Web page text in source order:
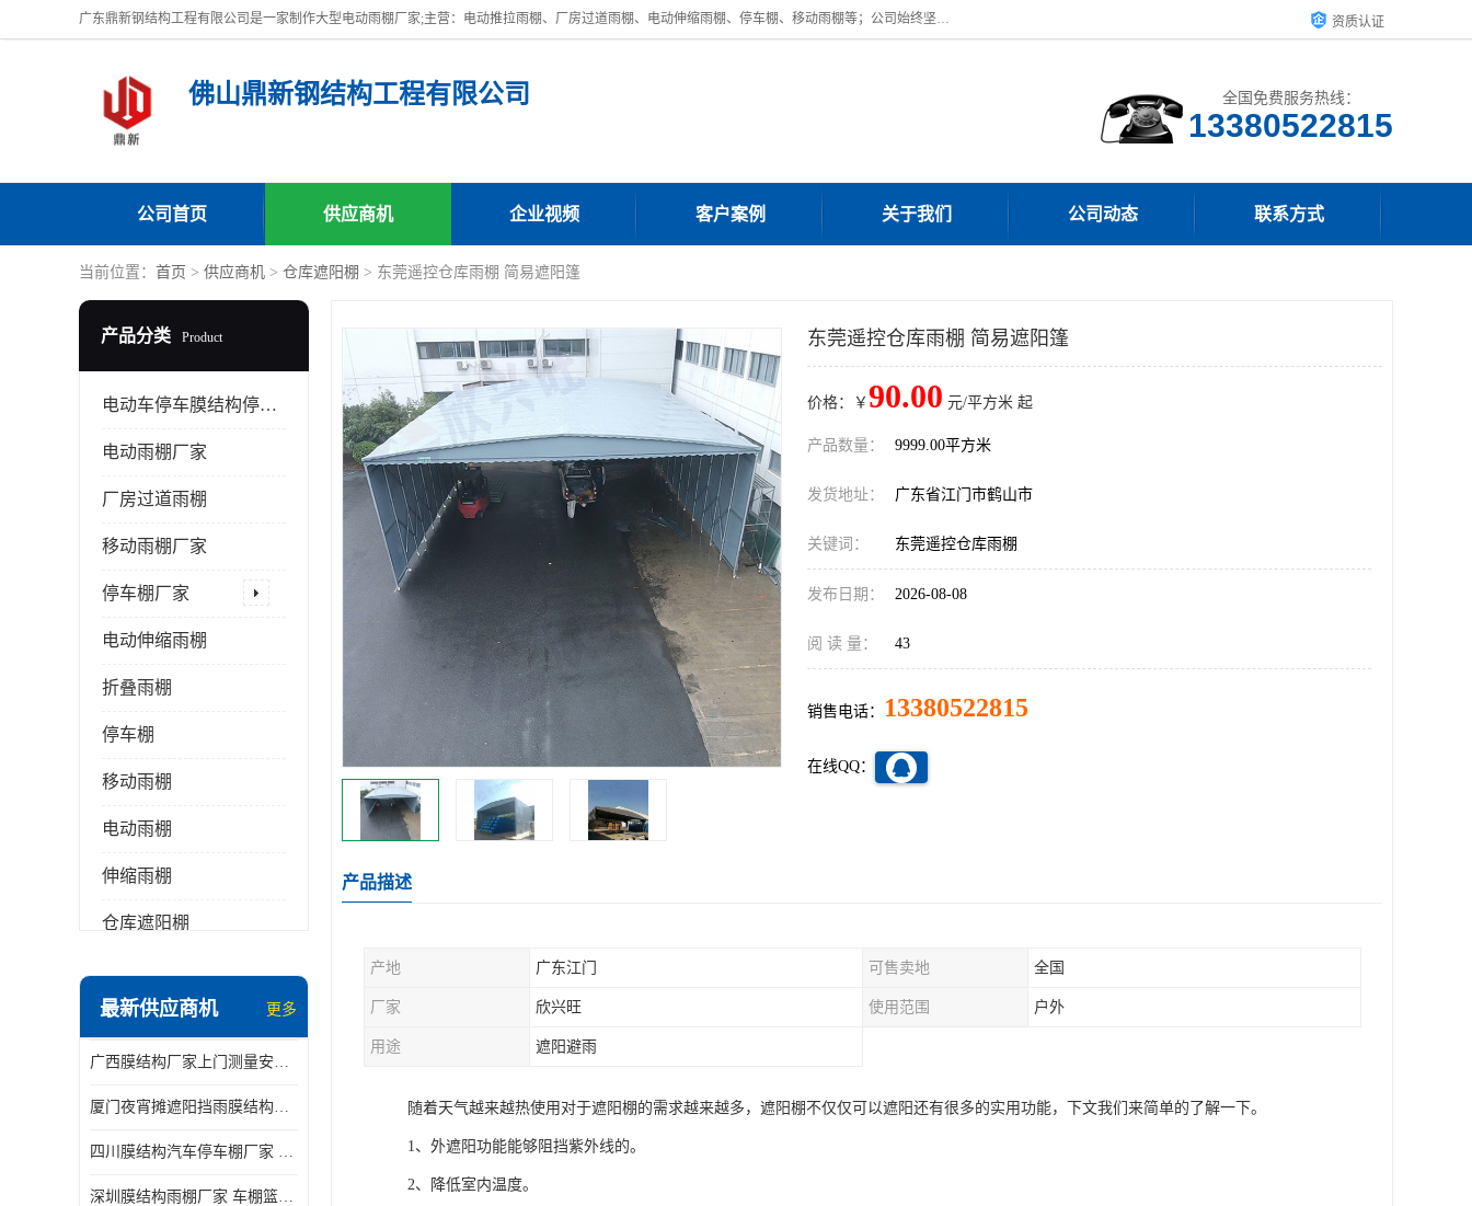
广东鼎新钢结构工程有限公司是一家制作大型电动雨棚厂家;主营：电动推拉雨棚、厂房过道雨棚、电动伸缩雨棚、停车棚、移动雨棚等；公司始终坚持结构创新,品质优越,美观形象,且售后服务好。公司充分吸纳当今休闲用品的前端技术和风格,为您带来质价相宜,时尚典雅的各种户外用品, 资质认证
佛山鼎新钢结构工程有限公司 全国免费服务热线：
13380522815
公司首页 供应商机 企业视频 客户案例 关于我们 公司动态 联系方式
当前位置： 首页 > 供应商机 > 仓库遮阳棚 > 东莞遥控仓库雨棚 简易遮阳篷
产品分类 Product
电动车停车膜结构停车棚
电动雨棚厂家
厂房过道雨棚
移动雨棚厂家
停车棚厂家
电动伸缩雨棚
折叠雨棚
停车棚
移动雨棚
电动雨棚
伸缩雨棚
仓库遮阳棚
电动推拉雨棚
膜结构停景观棚
最新供应商机 更多
广西膜结构厂家上门测量安装发货，厂家发货没有差价
厦门夜宵摊遮阳挡雨膜结构雨棚设计 上门测量 款式多
四川膜结构汽车停车棚厂家 款式多 提供报价
深圳膜结构雨棚厂家 车棚篮球场体育看台 规格多样
东莞遥控仓库雨棚 简易遮阳篷
价格：￥ 90.00 元/平方米 起
产品数量： 9999.00平方米
发货地址： 广东省江门市鹤山市
关键词： 东莞遥控仓库雨棚
发布日期： 2026-08-08
阅 读 量： 43
销售电话： 13380522815
在线QQ：
产品描述
产地 广东江门 可售卖地 全国
厂家 欣兴旺 使用范围 户外
用途 遮阳避雨
随着天气越来越热使用对于遮阳棚的需求越来越多，遮阳棚不仅仅可以遮阳还有很多的实用功能，下文我们来简单的了解一下。
1、外遮阳功能能够阻挡紫外线的。
2、降低室内温度。